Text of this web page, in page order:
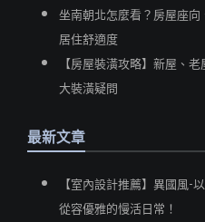
坐南朝北怎麼看？房屋座
居住舒適度
【房屋裝潢攻略】新屋、
大裝潢疑問
最新文章
【室內設計推薦】異國風-
從容優雅的慢活日常！